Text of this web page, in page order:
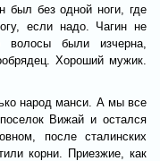
был без одной ноги, где
если надо. Чагин не
волосы были изчерна,
Хороший мужик.
народ манси. А мы все
Вижай и остался
после сталинских
корни. Приезжие, как